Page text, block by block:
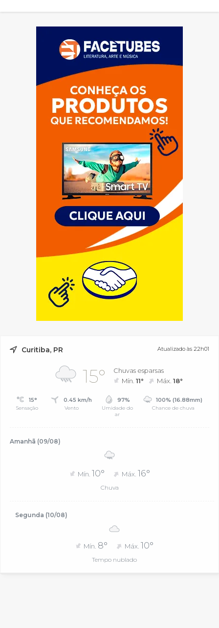
Curitiba, PR Atualizado às 22h01
15°
Chuvas esparsas
Mín.11° Máx.18°
15°
Sensação
0.45 km/h
Vento
97%
Umidade do
ar
100% (16.88mm)
Chance de chuva
Amanhã (09/08)
Mín. 10° Máx. 16°
Chuva
Segunda (10/08)
Mín. 8° Máx. 10°
Tempo nublado